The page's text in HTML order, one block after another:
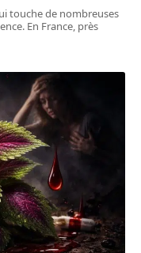
touche de nombreuses
En France, près